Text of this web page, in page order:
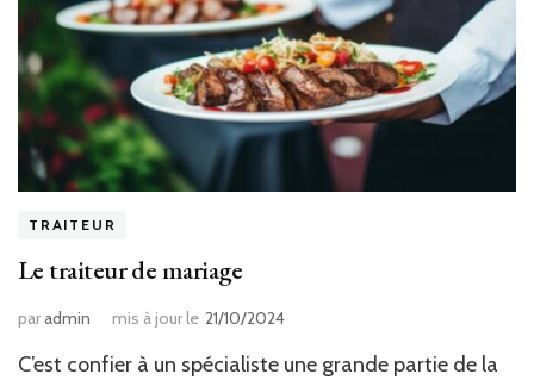
TRAITEUR
Le traiteur de mariage
paradmin mis à jour le 21/10/2024
C’est confier à un spécialiste une grande partie de la